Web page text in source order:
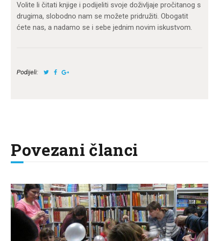
Volite li čitati knjige i podijeliti svoje doživljaje pročitanog s
drugima, slobodno nam se možete pridružiti. Obogatit
ćete nas, a nadamo se i sebe jednim novim iskustvom.
Podijeli:
Povezani članci